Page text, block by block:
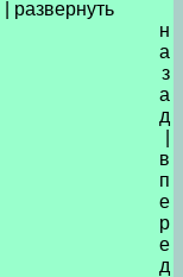
развернуть
н
а
з
а
д
в
п
е
р
е
д